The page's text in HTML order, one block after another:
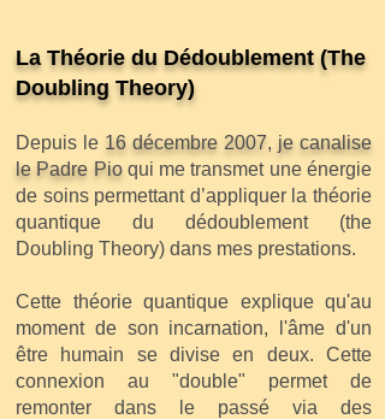
La Théorie du Dédoublement (The
Doubling Theory)
Depuis le 16 décembre 2007, je canalise
le Padre Pioqui me transmet une énergie
de soins permettant d’appliquer la théorie
quantique du dédoublement (the
Doubling Theory) dans mes prestations. ​
Cette théorie quantique explique qu'au
moment de son incarnation, l'âme d'un
être humain se divise en deux. Cette
connexion au "double" permet de
remonter dans le passé via des